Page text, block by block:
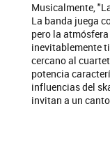
Musicalmente,
La banda juega
pero la
inevitablemente
cercano al
potencia
influencias del
invitan a un